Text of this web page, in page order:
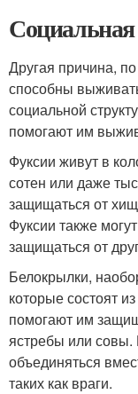
Другая причина,
способны
социальной
помогают им
Фуксии живут в
сотен или даже
защищаться от
Фуксии также
защищаться от
Белокрылки,
которые состоят
помогают им
ястребы или совы.
объединяться
таких как враги.